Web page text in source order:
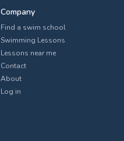
Company
Find a swim school
Swimming Lessons
Lessons near me
Contact
About
Log in